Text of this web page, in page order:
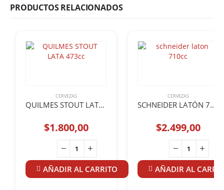
PRODUCTOS RELACIONADOS
CERVEZAS
QUILMES STOUT LATA 473cc
$1.800,00
AÑADIR AL CARRITO
CERVEZAS
SCHNEIDER LATÓN 710cc
$2.499,00
AÑADIR AL